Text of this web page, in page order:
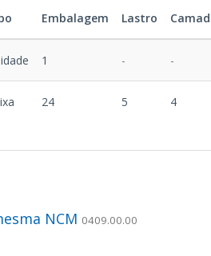
Embalagem Lastro
1 - -
24 5 4
NCM 0409.00.00